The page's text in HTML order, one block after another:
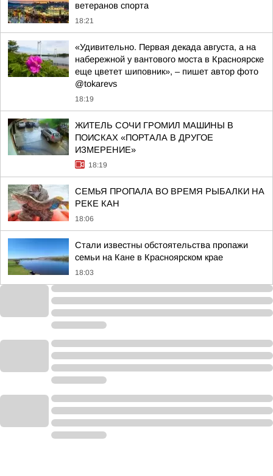
ветеранов спорта
18:21
«Удивительно. Первая декада августа, а на
набережной у вантового моста в Красноярске
еще цветет шиповник», – пишет автор фото
@tokarevs
18:19
ЖИТЕЛЬ СОЧИ ГРОМИЛ МАШИНЫ В
ПОИСКАХ «ПОРТАЛА В ДРУГОЕ
ИЗМЕРЕНИЕ»
18:19
СЕМЬЯ ПРОПАЛА ВО ВРЕМЯ РЫБАЛКИ НА
РЕКЕ КАН
18:06
Стали известны обстоятельства пропажи
семьи на Кане в Красноярском крае
18:03